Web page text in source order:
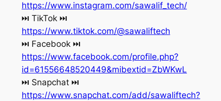
https://www.instagram.com/sawalif_tech/
‏⏭ TikTok ⏭
https://www.tiktok.com/@sawaliftech
‏⏭ Facebook ⏭
https://www.facebook.com/profile.php?
id=61556648520449&mibextid=ZbWKwL
‏⏭ Snapchat ⏭
https://www.snapchat.com/add/sawaliftech?